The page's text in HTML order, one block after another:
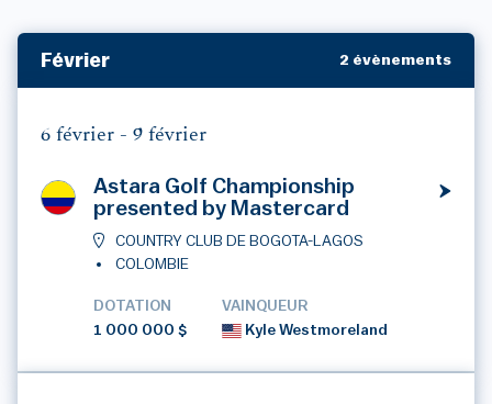
Février 2 évènements
6 février - 9 février
Astara Golf Championship
presented by Mastercard
COUNTRY CLUB DE BOGOTA-LAGOS
COLOMBIE
DOTATION
1 000 000 $
VAINQUEUR
Kyle Westmoreland